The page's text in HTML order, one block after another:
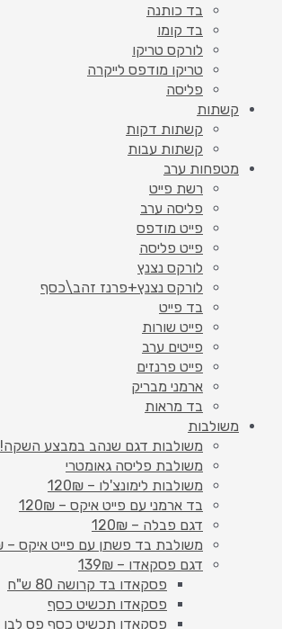
בד כותנה
בד קומו
לורקס טריקו
טריקו מודפס לייקרה
פליסה
קשתות
קשתות דקות
קשתות עבות
מטפחות ערב
רשת פייט
פליסה ערב
פייט מודפס
פייט פליסה
לורקס נצנץ
לורקס נצנץ+פרנז זהב\כסף
בד פייט
פייט שורות
פייטים ערב
פייט פרנזים
ארמני מבריק
בד מראות
משולבות
משולבות דגם שנהב במבצע השקה!
משולבת פליסה גאומטרי
משולבות לימונצ'לו – 120₪
בד ארמני עם פייט איקס – 120₪
דגם פבלה – 120₪
משולבת בד פשתן עם פייט איקס – 120₪
דגם פסקאדו – 139₪
פסקאדו בד קרושה 80 ש"ח
פסקאדו תכשיט כסף
פסקאדו תכשיט כסף פס לבן